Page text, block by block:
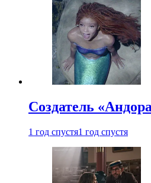
Создатель
1 год спустя1 год спустя